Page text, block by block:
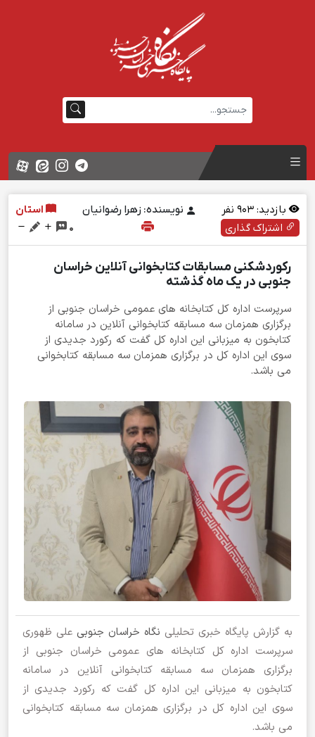
بازدید: نفر نویسنده: زهرا رضوانیان
استان
اشتراک گذاری
0
رکوردشکنی مسابقات کتابخوانی آنلاین خراسان
جنوبی در یک ماه گذشته
سرپرست اداره کل کتابخانه های عمومی خراسان جنوبی از
برگزاری همزمان سه مسابقه کتابخوانی آنلاین در سامانه
کتابخون به میزبانی این اداره کل گفت که رکورد جدیدی از
سوی این اداره کل در برگزاری همزمان سه مسابقه کتابخوانی
می باشد.
به گزارش پایگاه خبری تحلیلی نگاه خراسان جنوبی علی ظهوری
سرپرست اداره کل کتابخانه های عمومی خراسان جنوبی از
برگزاری همزمان سه مسابقه کتابخوانی آنلاین در سامانه
کتابخون به میزبانی این اداره کل گفت که رکورد جدیدی از
سوی این اداره کل در برگزاری همزمان سه مسابقه کتابخوانی
می باشد.